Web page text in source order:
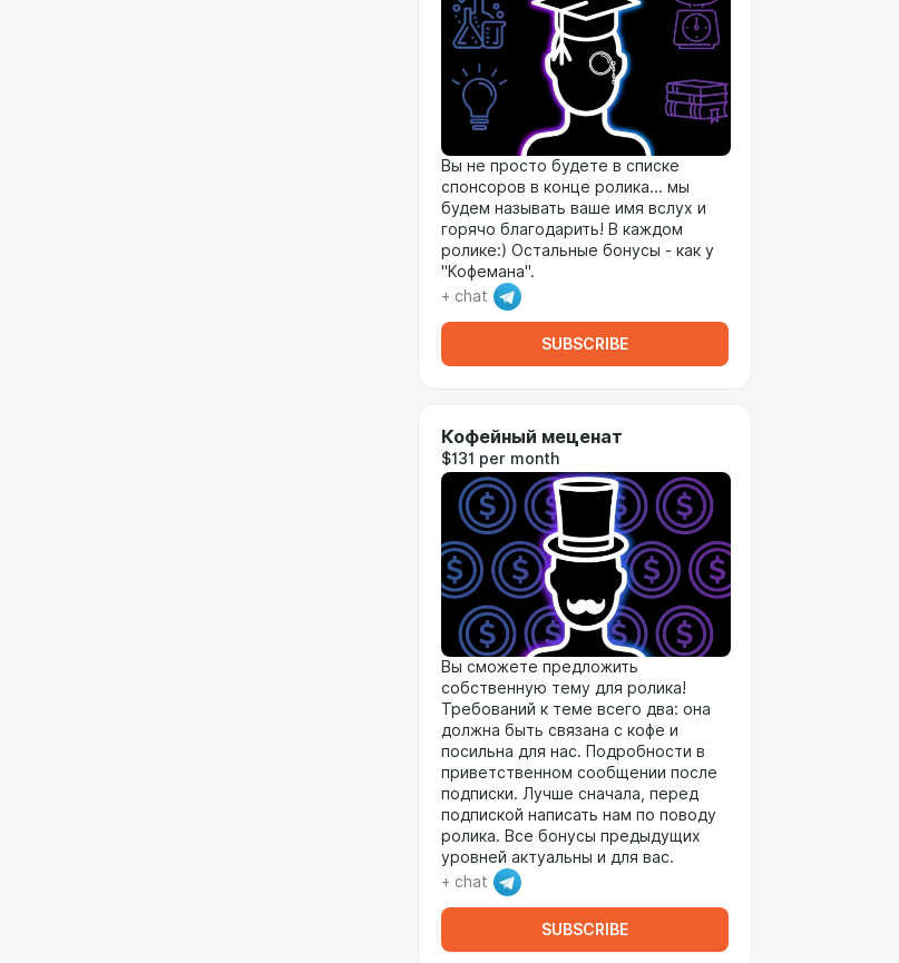
Вы не просто будете в списке
спонсоров в конце ролика... мы
будем называть ваше имя вслух и
горячо благодарить! В каждом
ролике:) Остальные бонусы - как у
"Кофемана".
+ chat
SUBSCRIBE
Кофейный меценат
$131 per month
Вы сможете предложить
собственную тему для ролика!
Требований к теме всего два: она
должна быть связана с кофе и
посильна для нас. Подробности в
приветственном сообщении после
подписки. Лучше сначала, перед
подпиской написать нам по поводу
ролика. Все бонусы предыдущих
уровней актуальны и для вас.
+ chat
SUBSCRIBE